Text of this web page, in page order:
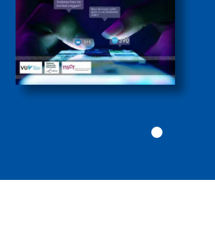
2026
Politiekunde
Politiekunde